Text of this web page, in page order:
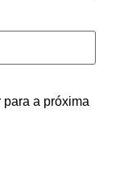
a próxima